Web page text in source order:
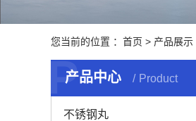
您当前的位置 ： 首页 > 产品展示
产品中心 Product
P
不锈钢丸